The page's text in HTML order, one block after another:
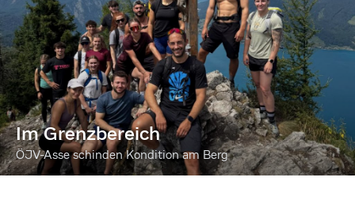
Im Grenzbereich
ÖJV-Asse schinden Kondition am Berg